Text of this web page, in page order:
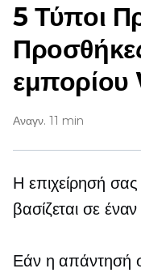
5 Τύποι
Αναγν. 11 min
Η επιχείρησή σας
βασίζεται σε
Εάν η απάντησή